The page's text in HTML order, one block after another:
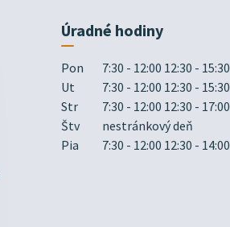
Úradné hodiny
Pon
7:30 - 12:00 12:30 - 15:30
Ut
7:30 - 12:00 12:30 - 15:30
Str
7:30 - 12:00 12:30 - 17:00
Štv
nestránkový deň
Pia
7:30 - 12:00 12:30 - 14:00